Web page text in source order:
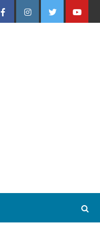
FacebookInstagramTwitterYoutube